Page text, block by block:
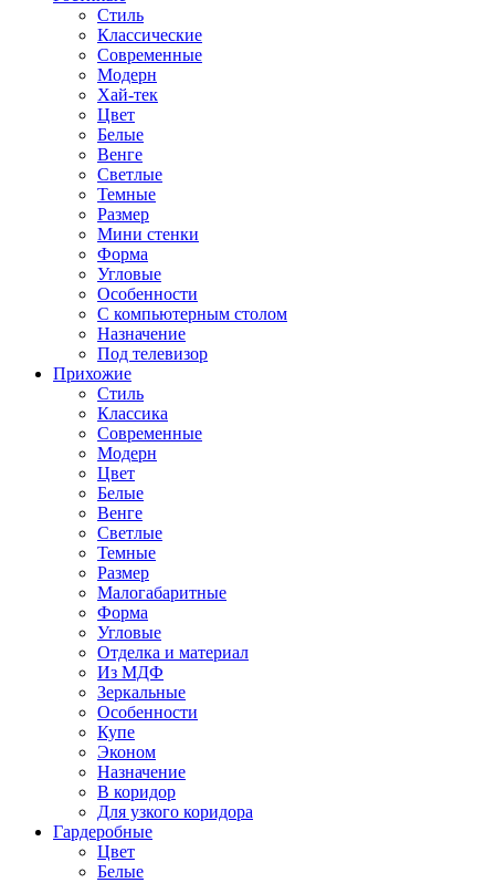
Стиль
Классические
Современные
Модерн
Хай-тек
Цвет
Белые
Венге
Светлые
Темные
Размер
Мини стенки
Форма
Угловые
Особенности
С компьютерным столом
Назначение
Под телевизор
Прихожие
Стиль
Классика
Современные
Модерн
Цвет
Белые
Венге
Светлые
Темные
Размер
Малогабаритные
Форма
Угловые
Отделка и материал
Из МДФ
Зеркальные
Особенности
Купе
Эконом
Назначение
В коридор
Для узкого коридора
Гардеробные
Цвет
Белые